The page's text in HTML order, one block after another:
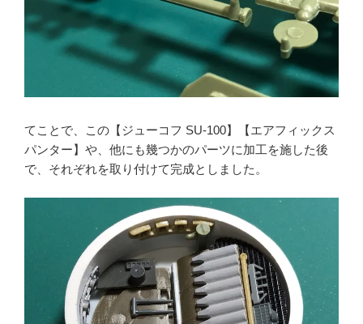
てことで、この【ジューコフ SU-100】【エアフィックス
パンター】や、他にも幾つかのパーツに加工を施した後
で、それぞれを取り付けて完成としました。